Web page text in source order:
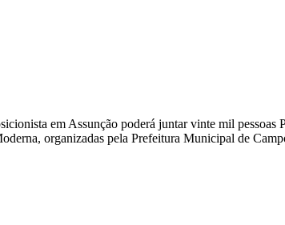
em Assunção poderá juntar vinte mil pessoas
organizadas pela Prefeitura Municipal de